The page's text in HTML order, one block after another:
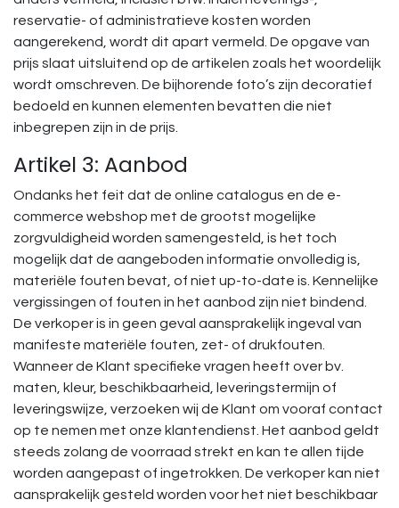
reservatie- of administratieve kosten worden
aangerekend, wordt dit apart vermeld. De opgave van
prijs slaat uitsluitend op de artikelen zoals het woordelijk
wordt omschreven. De bijhorende foto’s zijn decoratief
bedoeld en kunnen elementen bevatten die niet
inbegrepen zijn in de prijs.
Artikel 3: Aanbod
Ondanks het feit dat de online catalogus en de e-
commerce webshop met de grootst mogelijke
zorgvuldigheid worden samengesteld, is het toch
mogelijk dat de aangeboden informatie onvolledig is,
materiële fouten bevat, of niet up-to-date is. Kennelijke
vergissingen of fouten in het aanbod zijn niet bindend.
De verkoper is in geen geval aansprakelijk ingeval van
manifeste materiële fouten, zet- of drukfouten.
Wanneer de Klant specifieke vragen heeft over bv.
maten, kleur, beschikbaarheid, leveringstermijn of
leveringswijze, verzoeken wij de Klant om vooraf contact
op te nemen met onze klantendienst. Het aanbod geldt
steeds zolang de voorraad strekt en kan te allen tijde
worden aangepast of ingetrokken. De verkoper kan niet
aansprakelijk gesteld worden voor het niet beschikbaar